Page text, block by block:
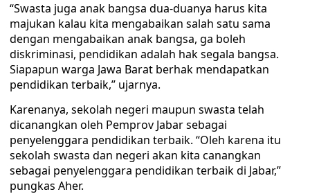
“Swasta juga anak bangsa dua-duanya harus kita
majukan kalau kita mengabaikan salah satu sama
dengan mengabaikan anak bangsa, ga boleh
diskriminasi, pendidikan adalah hak segala bangsa.
Siapapun warga Jawa Barat berhak mendapatkan
pendidikan terbaik,” ujarnya.
Karenanya, sekolah negeri maupun swasta telah
dicanangkan oleh Pemprov Jabar sebagai
penyelenggara pendidikan terbaik. “Oleh karena itu
sekolah swasta dan negeri akan kita canangkan
sebagai penyelenggara pendidikan terbaik di Jabar,”
pungkas Aher.